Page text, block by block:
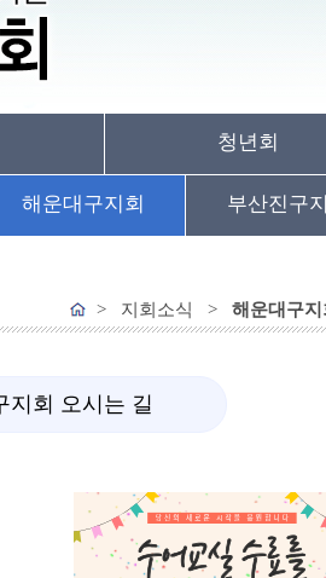
청년회
해운대구지회 부산진구
> 지회소식 > 해운대구지
지회 오시는 길